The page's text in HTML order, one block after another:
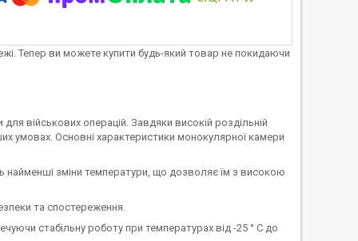
Тепер ви можете купити будь-який товар не покидаючи
військових операцій. Завдяки високій роздільній
умовах. Основні характеристики монокулярної камери
найменші зміни температури, що дозволяє їм з високою
та спостереження.
стабільну роботу при температурах від -25 ° C до